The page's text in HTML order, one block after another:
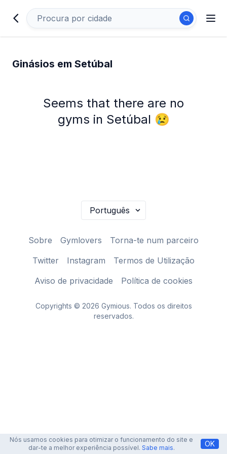
Ginásios em Setúbal
Seems that there are no
gyms in Setúbal 😢
Sobre Gymlovers
Torna-te num parceiro
Twitter
Instagram
Termos de Utilização
Aviso de privacidade
Política de cookies
Copyrights © 2026 Gymious. Todos os direitos
reservados.
Nós usamos cookies para otimizar o funcionamento do site e
dar-te a melhor experiência possível. Sabe mais. OK